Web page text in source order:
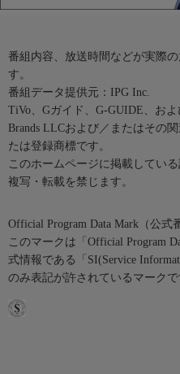
番組内容、放送時間などが実際
す。
番組データ提供元：IPG Inc.
TiVo、Gガイド、G-GUIDE、お
Brands LLCおよび／またはその
たは登録商標です。
このホームページに掲載してい
複写・転載を禁じます。
Official Program Data Mark（公式
このマークは「Official Program
式情報である「SI(Service
のみ表記が許されているマークで